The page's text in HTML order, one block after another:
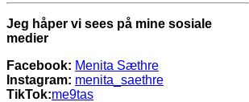
Jeg håper vi sees på mine sosiale
medier
Facebook: Menita Sæthre
Instagram: menita_saethre
TikTok:me9tas